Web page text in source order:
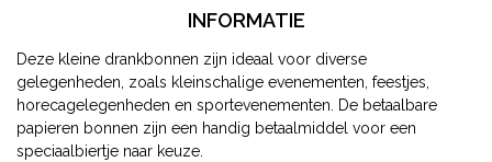
INFORMATIE
Deze kleine drankbonnen zijn ideaal voor diverse
gelegenheden, zoals kleinschalige evenementen, feestjes,
horecagelegenheden en sportevenementen. De betaalbare
papieren bonnen zijn een handig betaalmiddel voor een
speciaalbiertje naar keuze.